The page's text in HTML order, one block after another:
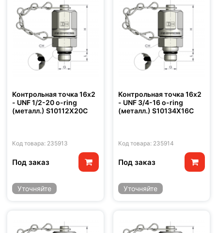
Контрольная точка 16x2
- UNF 1/2-20 o-ring
(металл.) S10112X20C
Код товара: 235913
Под заказ
Уточняйте
Контрольная точка 16x2
- UNF 3/4-16 o-ring
(металл.) S10134X16C
Код товара: 235914
Под заказ
Уточняйте